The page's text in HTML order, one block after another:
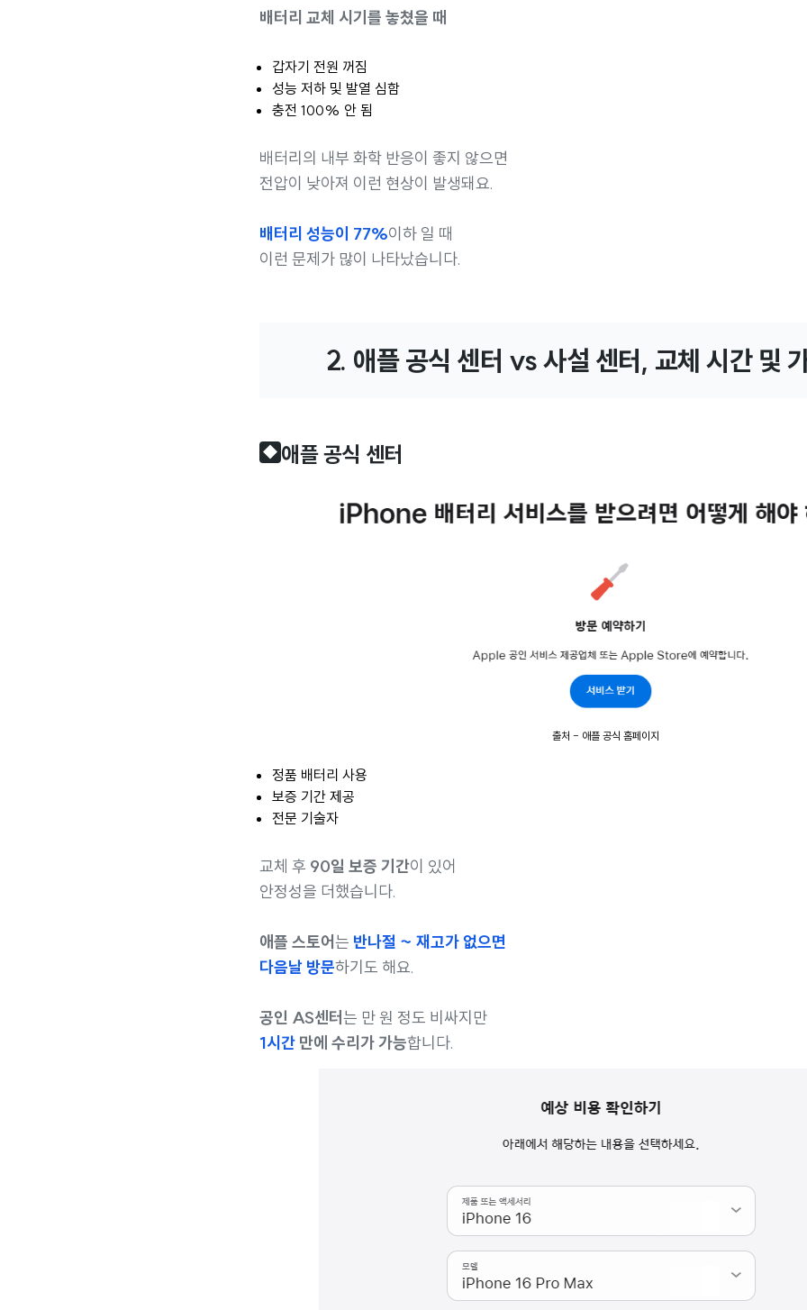
배터리 교체 시기를 놓쳤을 때
갑자기 전원 꺼짐
성능 저하 및 발열 심함
충전 100% 안 됨
배터리의 내부 화학 반응이 좋지 않으면
전압이 낮아져 이런 현상이 발생돼요.
배터리 성능이 77%이하 일 때
이런 문제가 많이 나타났습니다.
2. 애플 공식 센터 vs 사설 센터, 교체 시간 및
◆ 애플 공식 센터
출처 - 애플 공식 홈페이지
정품 배터리 사용
보증 기간 제공
전문 기술자
교체 후 90일 보증 기간이 있어
안정성을 더했습니다.
애플 스토어는 반나절 ~ 재고가 없으면
다음날 방문하기도 해요.
공인 AS센터는 만 원 정도 비싸지만
1시간 만에 수리가 가능합니다.